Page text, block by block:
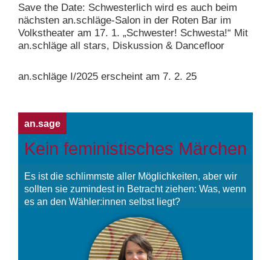
Save the Date: Schwesterlich wird es auch beim
nächsten an.schläge-Salon in der Roten Bar im
Volkstheater am 17. 1. „Schwester! Schwesta!“ Mit
an.schläge all stars, Diskussion & Dancefloor
an.schläge I/2025 erscheint am 7. 2. 25
an.sage
Kein feministisches Märchen
Es ist die schlimmste aller Möglichkeiten, aber wir
sollten sie zumindest in Betracht ziehen: Was, wenn
es an den Wähler:innen selbst liegt?